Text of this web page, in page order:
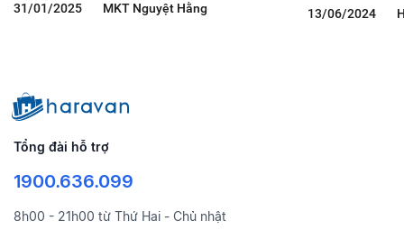
31/01/2025 MKT Nguyệt Hằng 13/06/2024
Tổng đài hỗ trợ
1900.636.099
8h00 - 21h00 từ Thứ Hai - Chủ nhật